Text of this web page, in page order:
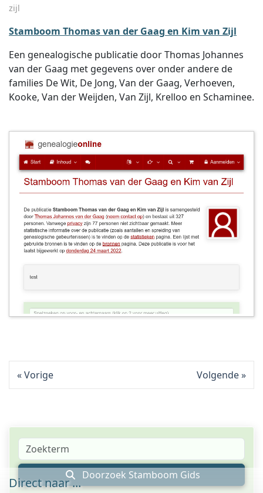
zijl
Stamboom Thomas van der Gaag en Kim van Zijl
Een genealogische publicatie door Thomas Johannes
van der Gaag met gegevens over onder andere de
families De Wit, De Jong, Van der Gaag, Verhoeven,
Kooke, Van der Weijden, Van Zijl, Krelloo en Schaminee.
Vorige Volgende
Doorzoek Stamboom Gids
Direct naar ...